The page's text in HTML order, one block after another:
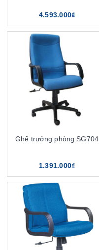
4.593.000₫
Ghế trưởng phòng SG704
1.391.000₫